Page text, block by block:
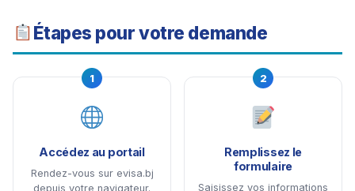
Étapes pour votre demande
1
Accédez au portail
Rendez-vous sur evisa.bj
depuis votre navigateur.
2
Remplissez le
formulaire
Saisissez vos informations